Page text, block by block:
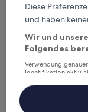
Mehr
Überprüfe
Diese
und haben
Wir und
Folgendes
Verwendung
Identifikation aktiv
Inhalte, Messung